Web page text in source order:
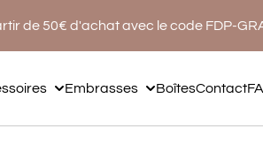
de 50€ d'achat avec le code FDP-
Embrasses BoîtesContact